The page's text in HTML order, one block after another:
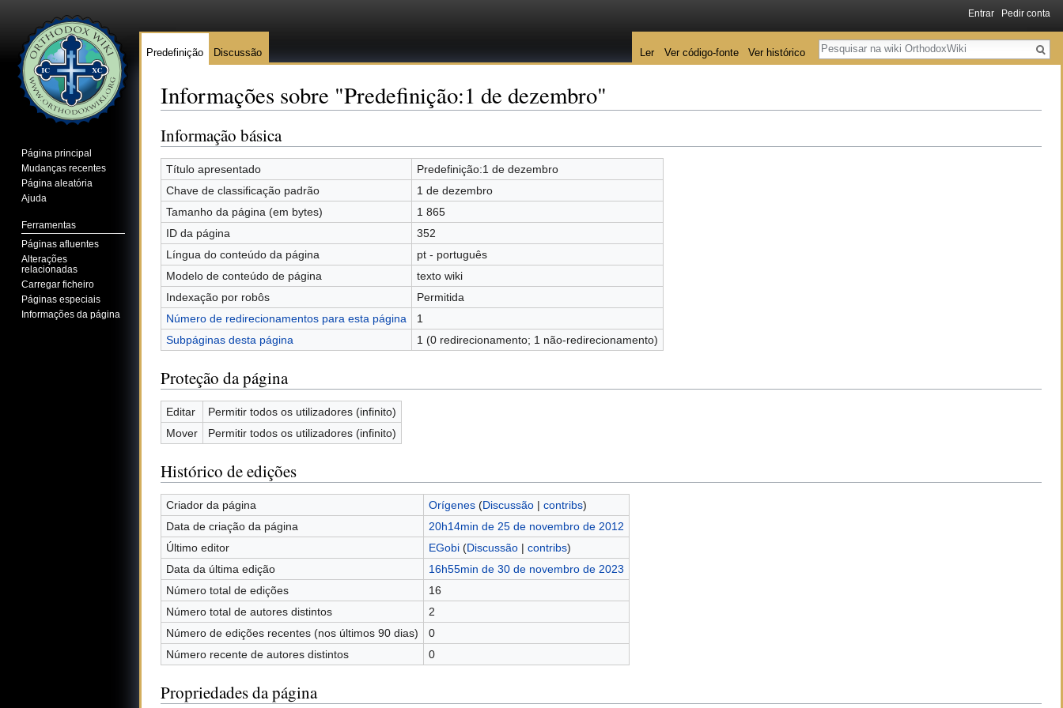
Informações sobre "Predefinição:1 de dezembro"
Informação básica
Título apresentado
Predefinição:1 de dezembro
Chave de classificação padrão
1 de dezembro
Tamanho da página (em bytes)
1 865
ID da página
352
Língua do conteúdo da página
pt - português
Modelo de conteúdo de página
texto wiki
Indexação por robôs
Permitida
Número de redirecionamentos para esta página
1
Subpáginas desta página
1 (0 redirecionamento; 1 não-redirecionamento)
Proteção da página
Editar
Permitir todos os utilizadores (infinito)
Mover
Permitir todos os utilizadores (infinito)
Histórico de edições
Criador da página Orígenes (Discussão| contribs)
Data de criação da página
20h14min de 25 de novembro de 2012
Último editor
EGobi (Discussão| contribs)
Data da última edição
16h55min de 30 de novembro de 2023
Número total de edições
16
Número total de autores distintos
2
Número de edições recentes (nos últimos 90 dias)
0
Número recente de autores distintos
0
Propriedades da página
Entrar Pedir conta
Predefinição Discussão Ler Ver código-fonte Ver histórico
Pesquisa
Página principal
Mudanças recentes
Página aleatória
Ajuda
Ferramentas
Páginas afluentes
Alterações
relacionadas
Carregar ficheiro
Páginas especiais
Informações da página